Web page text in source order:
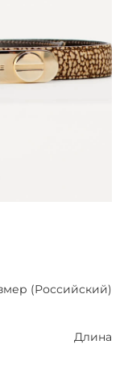
(Российский)
Длина